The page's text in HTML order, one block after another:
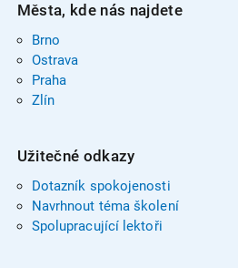
Města, kde nás najdete
Brno
Ostrava
Praha
Zlín
Užitečné odkazy
Dotazník spokojenosti
Navrhnout téma školení
Spolupracující lektoři